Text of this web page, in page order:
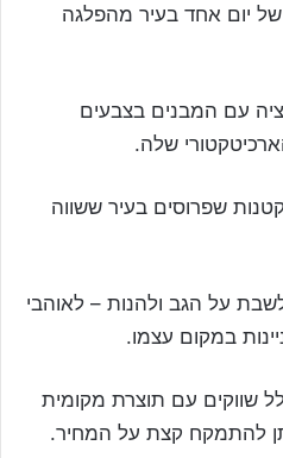
של יום אחד בעיר מהפלגה
עם המבנים בצבעים
שלה.
שפרוסים בעיר ששווה
על הגב ולהנות – לאוהבי
במקום עצמו.
שווקים עם תוצרת מקומית
להתמקח קצת על המחיר.